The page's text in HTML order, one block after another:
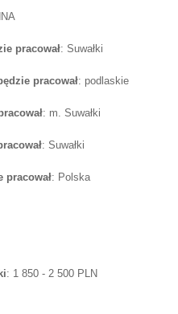
pracował: Suwałki
pracował: podlaskie
: m. Suwałki
: Suwałki
pracował: Polska
: 1 850 - 2 500 PLN